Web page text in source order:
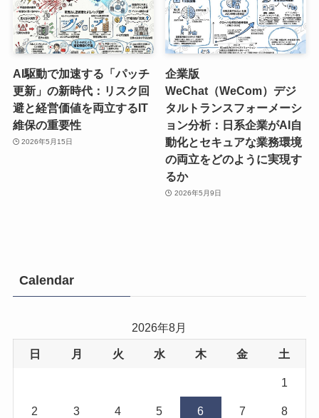
AI駆動で加速する「パッチ
更新」の新時代：リスク回
避と経営価値を両立するIT
維保の重要性
2026年5月15日
企業版
WeChat（WeCom）デジ
タルトランスフォーメーシ
ョン分析：日系企業がAI自
動化とセキュアな業務環境
の両立をどのように実現す
るか
2026年5月9日
Calendar
2026年8月
日 月 火 水 木 金 土
1
2 3 4 5 6 7 8